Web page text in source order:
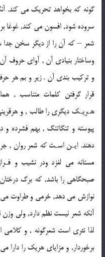
گونه كه بخواهد تحريك مى كند.
سروده شود, افسون مى كند, غوغا بر
شعر – كه آن را از ديگر سخن
وساختار بنيادى آن , آواى حروف
و تركيب بندى آن . زير و بم هر
قرار گرفتن كلمات متناسب ,
هـريـك ديگرى را طالب , و
پيوسته و تنگاتنگ , بهم فشرده
دهند. ايـن اسـت كه شعر روان ,
مستانه مى لغزد ودر نشيب و
صبحگاهى را باشد, كه برگ درختان
نوازش مى دهد, خرمى و طراوت مى
لذا نثرى است شعرگونه , و كلامى
برخوردار, و مزاياى هريك را